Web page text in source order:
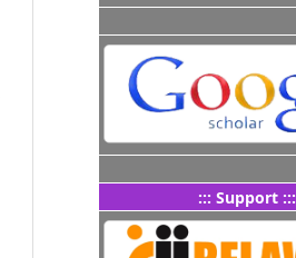
::: Support :::